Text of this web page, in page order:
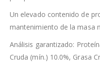
Un elevado contenido de
mantenimiento de la masa
Análisis garantizado:
Cruda (mín.) 10.0%, Grasa